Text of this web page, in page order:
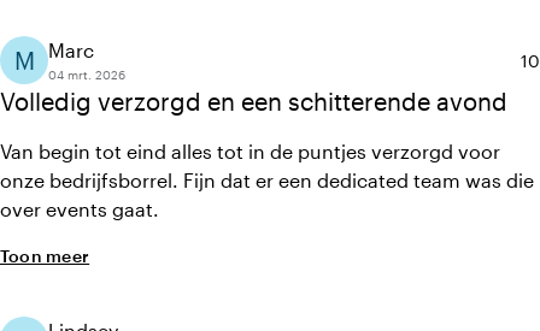
Volledig verzorgd en een schitterende avond
M Marc
04 mrt. 2026
10
Van begin tot eind alles tot in de puntjes verzorgd voor
onze bedrijfsborrel. Fijn dat er een dedicated team was die
over events gaat.
Toon meer